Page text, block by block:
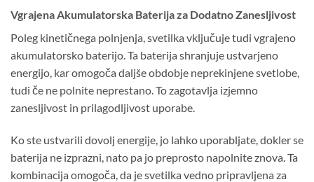
Vgrajena Akumulatorska Baterija za Dodatno Zanesljivost
Poleg kinetičnega polnjenja, svetilka vključuje tudi vgrajeno
akumulatorsko baterijo. Ta baterija shranjuje ustvarjeno
energijo, kar omogoča daljše obdobje neprekinjene svetlobe,
tudi če ne polnite neprestano. To zagotavlja izjemno
zanesljivost in prilagodljivost uporabe.
Ko ste ustvarili dovolj energije, jo lahko uporabljate, dokler se
baterija ne izprazni, nato pa jo preprosto napolnite znova. Ta
kombinacija omogoča, da je svetilka vedno pripravljena za